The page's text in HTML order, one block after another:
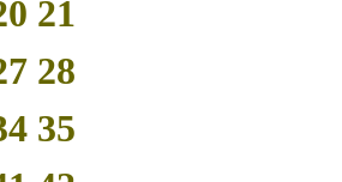
21
28
35